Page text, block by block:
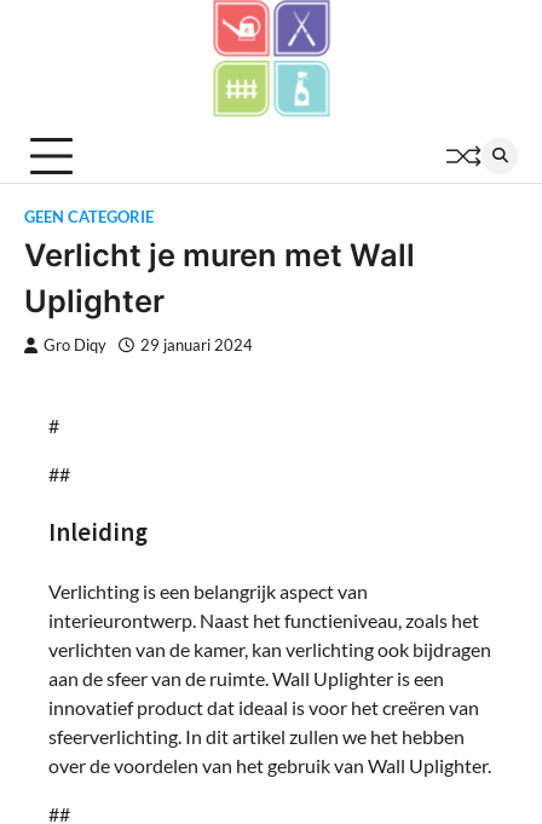
GEEN CATEGORIE
Verlicht je muren met Wall
Uplighter
Gro Diqy 29 januari 2024
#
##
Inleiding
Verlichting is een belangrijk aspect van
interieurontwerp. Naast het functieniveau, zoals het
verlichten van de kamer, kan verlichting ook bijdragen
aan de sfeer van de ruimte. Wall Uplighter is een
innovatief product dat ideaal is voor het creëren van
sfeerverlichting. In dit artikel zullen we het hebben
over de voordelen van het gebruik van Wall Uplighter.
##